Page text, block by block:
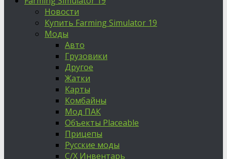
Новости
Купить Farming Simulator 19
Моды
Авто
Грузовики
Другое
Жатки
Карты
Комбайны
Мод ПАК
Объекты Placeable
Прицепы
Русские моды
С/Х Инвентарь